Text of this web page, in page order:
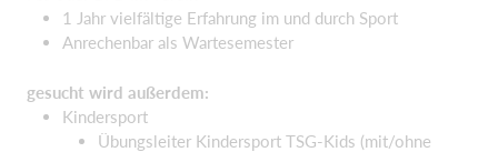
1 Jahr vielfältige Erfahrung im und durch Sport
Anrechenbar als Wartesemester
gesucht wird außerdem:
Kindersport
Übungsleiter Kindersport TSG-Kids (mit/ohne